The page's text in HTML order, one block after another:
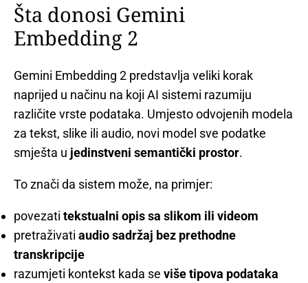
Šta donosi Gemini
Embedding 2
Gemini Embedding 2 predstavlja veliki korak
naprijed u načinu na koji AI sistemi razumiju
različite vrste podataka. Umjesto odvojenih modela
za tekst, slike ili audio, novi model sve podatke
smješta u jedinstveni semantički prostor.
To znači da sistem može, na primjer:
povezati tekstualni opis sa slikom ili videom
pretraživati audio sadržaj bez prethodne
transkripcije
razumjeti kontekst kada se više tipova podataka